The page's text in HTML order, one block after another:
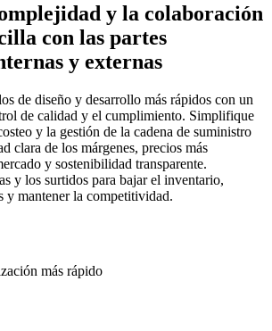
y la colaboración
con las partes
y externas
de diseño y desarrollo más rápidos con un
de calidad y el cumplimiento. Simplifique
y la gestión de la cadena de suministro
clara de los márgenes, precios más
y sostenibilidad transparente.
y los surtidos para bajar el inventario,
y mantener la competitividad.
más rápido